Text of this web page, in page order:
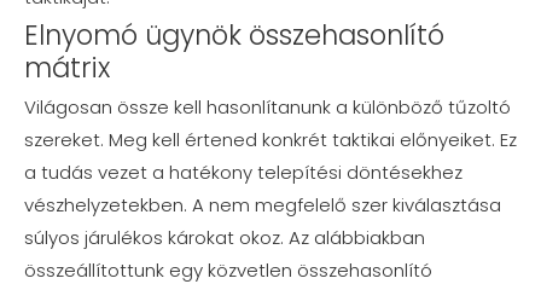
Elnyomó ügynök összehasonlító
mátrix
Világosan össze kell hasonlítanunk a különböző tűzoltó
szereket. Meg kell értened konkrét taktikai előnyeiket. Ez
a tudás vezet a hatékony telepítési döntésekhez
vészhelyzetekben. A nem megfelelő szer kiválasztása
súlyos járulékos károkat okoz. Az alábbiakban
összeállítottunk egy közvetlen összehasonlító